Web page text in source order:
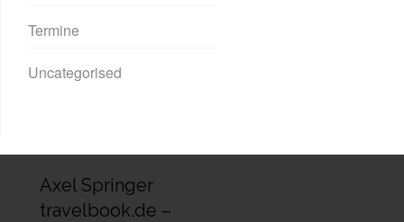
Termine
Uncategorised
Axel Springer
travelbook.de –